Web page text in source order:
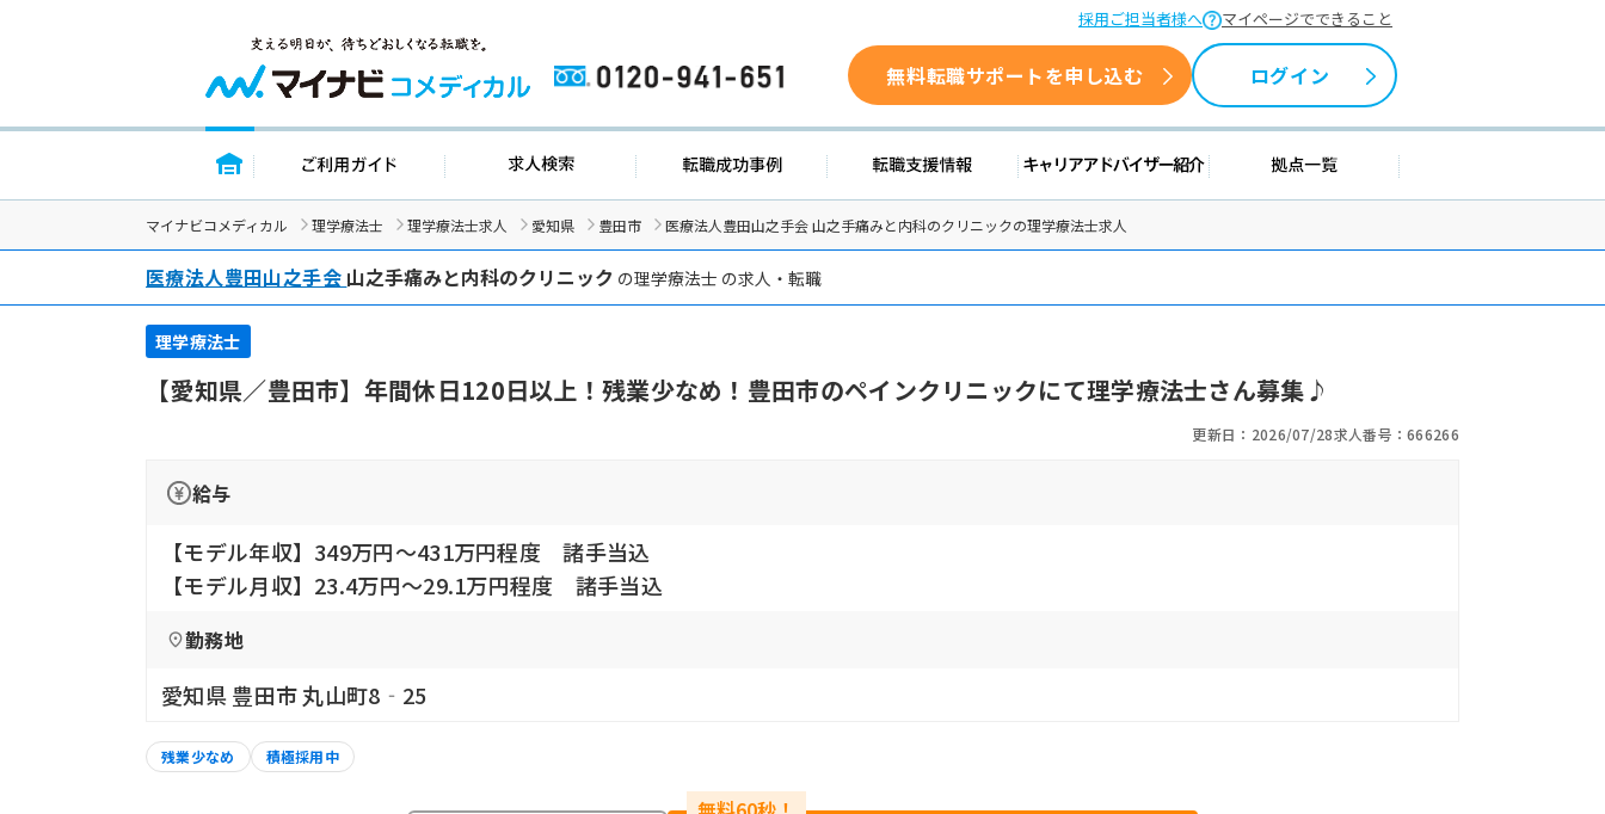
採用ご担当者様へ マイページでできること
0120-941-651 無料転職サポートを申し込む ログイン
トップページ ご利用ガイド 求人検索 転職成功事例 転職支援情報 キャリアアドバイザー紹介 拠点一覧
マイナビコメディカル 理学療法士 理学療法士求人 愛知県 豊田市 医療法人豊田山之手会 山之手痛みと内科のクリニックの理学療法士求人
医療法人豊田山之手会 山之手痛みと内科のクリニック の理学療法士 の求人・転職
理学療法士
【愛知県／豊田市】年間休日120日以上！残業少なめ！豊田市のペインクリニックにて理学療法士さん募集♪
更新日：2026/07/28求人番号：666266
給与
【モデル年収】349万円〜431万円程度 諸手当込
【モデル月収】23.4万円〜29.1万円程度 諸手当込
勤務地
愛知県 豊田市 丸山町8‐25
残業少なめ 積極採用中